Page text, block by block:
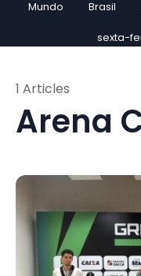
Mundo Brasil
sexta-
Arena
1 Articles